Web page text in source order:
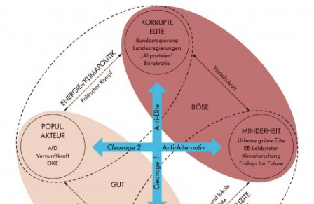
In
Lightbox
öffnen